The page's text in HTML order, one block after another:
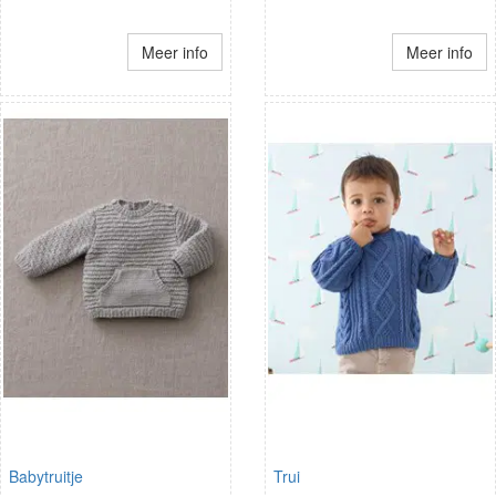
Meer info Meer info
Babytruitje Trui